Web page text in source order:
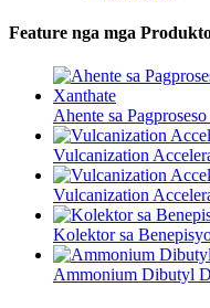
Feature nga mga
Ahente sa
Vulcanization
Vulcanization
Kolektor sa
Ammonium Dibutyl